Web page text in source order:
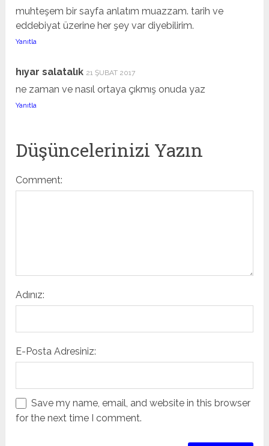
muhteşem bir sayfa anlatım muazzam. tarih ve
eddebiyat üzerine her şey var diyebilirim.
Yanıtla
hıyar salatalık 21 ŞUBAT 2017
ne zaman ve nasıl ortaya çıkmış onuda yaz
Yanıtla
Düşüncelerinizi Yazın
Comment:
Adınız:
E-Posta Adresiniz:
Save my name, email, and website in this browser
for the next time I comment.